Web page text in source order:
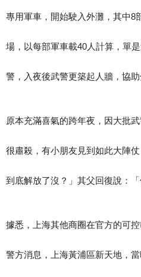
專用軍車，開始駛入外灘，其中8
場，以每部軍車載40人計算，單
警，入夜後武警更築起人牆，協助
原本充滿喜氣的跨年夜，因大批
很肅殺，有小朋友見到如此大陣
到底解放了沒？」其父回復說：「
據悉，上海其他商圈在官方的可
警方消息，上海黃浦區新天地，